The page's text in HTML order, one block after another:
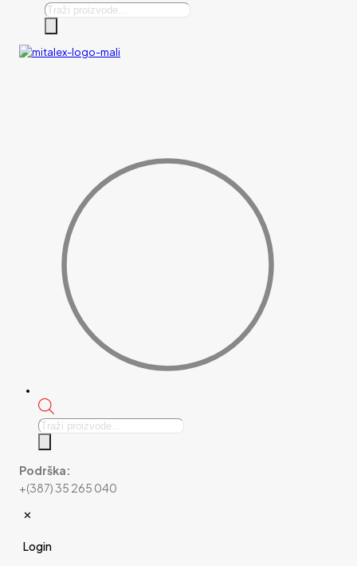
Products
Products
Podrška:
+(387) 35 265 040
✕
Login